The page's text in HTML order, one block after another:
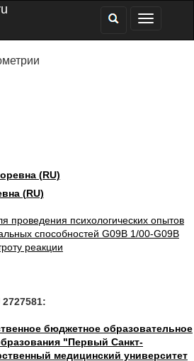
(RU)
(RU)
проведения психологических опытов
способностей G09B 1/00-G09B
реакции
бюджетное образовательное
"Первый Санкт-
медицинский университет